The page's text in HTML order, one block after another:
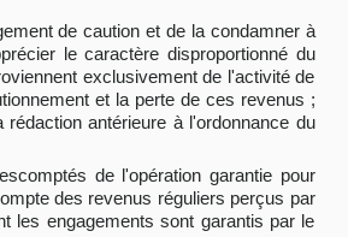
de caution et de la condamner à
le caractère disproportionné du
exclusivement de l'activité de
et la perte de ces revenus ;
antérieure à l'ordonnance du
de l'opération garantie pour
des revenus réguliers perçus par
les engagements sont garantis par le